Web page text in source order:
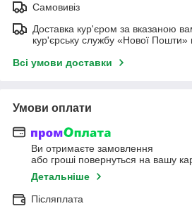
Самовивіз
Доставка кур'єром за вказаною
кур'єрську службу «Нової Пошти»
Всі умови доставки
Умови оплати
Ви отримаєте замовлення
або гроші повернуться на вашу
Детальніше
Післяплата